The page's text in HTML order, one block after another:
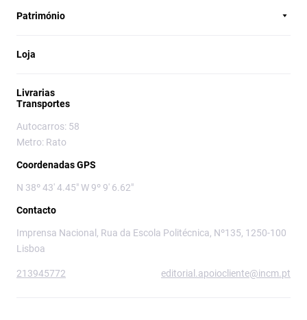
Património
Loja
Livrarias
Transportes
Autocarros: 58
Metro: Rato
Coordenadas GPS
N 38º 43' 4.45" W 9º 9' 6.62"
Contacto
Imprensa Nacional, Rua da Escola Politécnica, Nº135, 1250-100
Lisboa
213945772 editorial.apoiocliente@incm.pt